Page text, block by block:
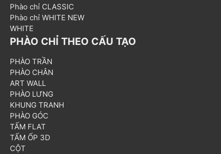
Phào chỉ CLASSIC
Phào chỉ WHITE NEW
WHITE
PHÀO CHỈ THEO CẤU TẠO
PHÀO TRẦN
PHÀO CHÂN
ART WALL
PHÀO LƯNG
KHUNG TRANH
PHÀO GÓC
TẤM FLAT
TẤM ỐP 3D
CỘT